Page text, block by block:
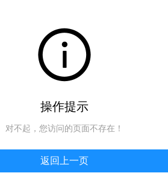
操作提示
对不起，您访问的页面不存在！
返回上一页